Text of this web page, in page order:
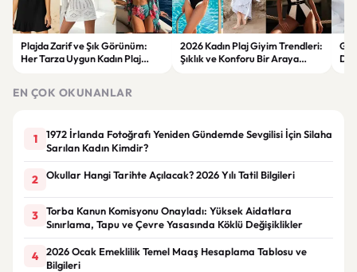
Plajda Zarif ve Şık Görünüm:
Her Tarza Uygun Kadın Plaj
2026 Kadın Plaj Giyim Trendleri:
Şıklık ve Konforu Bir Araya
EN ÇOK OKUNANLAR
1
1972 İrlanda Fotoğrafı Yeniden Gündemde Sevgilisi İçin Silaha
Sarılan Kadın Kimdir?
2 Okullar Hangi Tarihte Açılacak? 2026 Yılı Tatil Bilgileri
3
Torba Kanun Komisyonu Onayladı: Yüksek Aidatlara
Sınırlama, Tapu ve Çevre Yasasında Köklü Değişiklikler
4
2026 Ocak Emeklilik Temel Maaş Hesaplama Tablosu ve
Bilgileri